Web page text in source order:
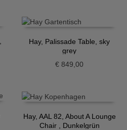
Hay, Palissade Table, sky
grey
€ 849,00
Hay, AAL 82, About A Lounge
Chair , Dunkelgrün